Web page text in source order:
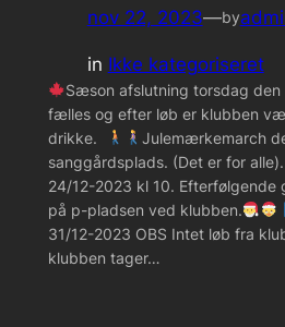
nov 22, 2023—by
in Ikke kategoriseret
Sæson afslutning torsdag
fælles og efter løb er klubben
drikke.
Julemærkemarch
sanggårdsplads. (Det er for alle).
24/12-2023 kl 10.
på p-pladsen ved klubben.
31/12-2023 OBS Intet løb fra
klubben tager…